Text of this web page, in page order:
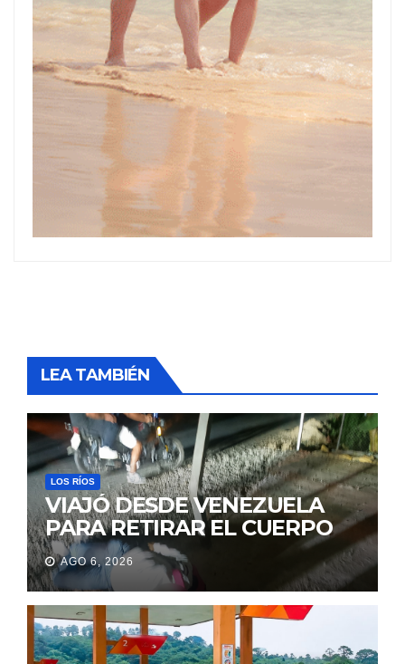
LEA TAMBIÉN
LOS RÍOS
VIAJÓ DESDE VENEZUELA
PARA RETIRAR EL CUERPO
DE SU MARIDO QUE
PERMANECIÓ SEIS DÍAS EN
LA MORGUE
AGO 6, 2026